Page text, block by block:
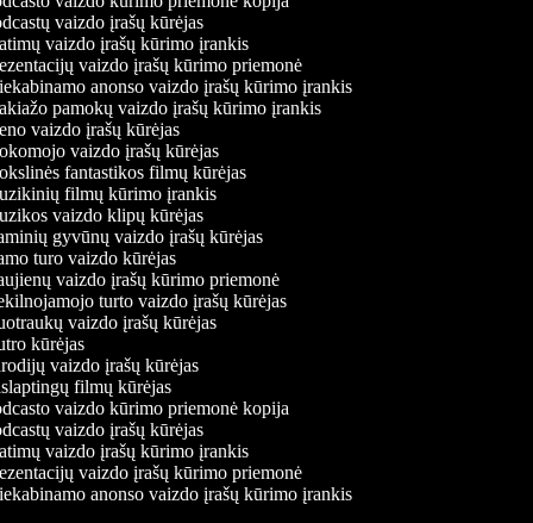
vaizdo įrašų kūrėjas
vaizdo įrašų kūrimo įrankis
vaizdo įrašų kūrimo priemonė
anonso vaizdo įrašų kūrimo įrankis
pamokų vaizdo įrašų kūrimo įrankis
vaizdo įrašų kūrėjas
vaizdo įrašų kūrėjas
fantastikos filmų kūrėjas
filmų kūrimo įrankis
vaizdo klipų kūrėjas
gyvūnų vaizdo įrašų kūrėjas
turo vaizdo kūrėjas
vaizdo įrašų kūrimo priemonė
turto vaizdo įrašų kūrėjas
vaizdo įrašų kūrėjas
kūrėjas
vaizdo įrašų kūrėjas
filmų kūrėjas
vaizdo kūrimo priemonė kopija
vaizdo įrašų kūrėjas
vaizdo įrašų kūrimo įrankis
vaizdo įrašų kūrimo priemonė
anonso vaizdo įrašų kūrimo įrankis